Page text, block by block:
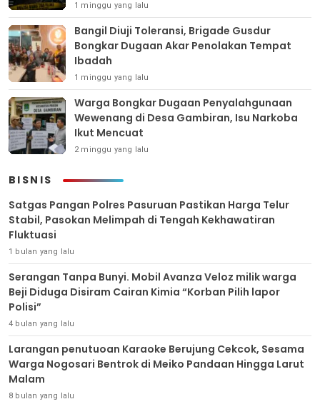
1 minggu yang lalu
Bangil Diuji Toleransi, Brigade Gusdur
Bongkar Dugaan Akar Penolakan Tempat
Ibadah
1 minggu yang lalu
Warga Bongkar Dugaan Penyalahgunaan
Wewenang di Desa Gambiran, Isu Narkoba
Ikut Mencuat
2 minggu yang lalu
BISNIS
Satgas Pangan Polres Pasuruan Pastikan Harga Telur
Stabil, Pasokan Melimpah di Tengah Kekhawatiran
Fluktuasi
1 bulan yang lalu
Serangan Tanpa Bunyi. Mobil Avanza Veloz milik warga
Beji Diduga Disiram Cairan Kimia “Korban Pilih lapor
Polisi”
4 bulan yang lalu
Larangan penutuoan Karaoke Berujung Cekcok, Sesama
Warga Nogosari Bentrok di Meiko Pandaan Hingga Larut
Malam
8 bulan yang lalu